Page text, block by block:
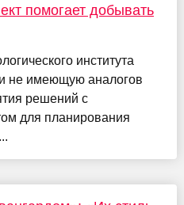
помогает добывать
института
не имеющую аналогов
решений с
для планирования